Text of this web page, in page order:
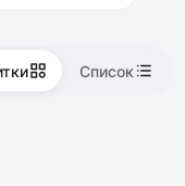
Список